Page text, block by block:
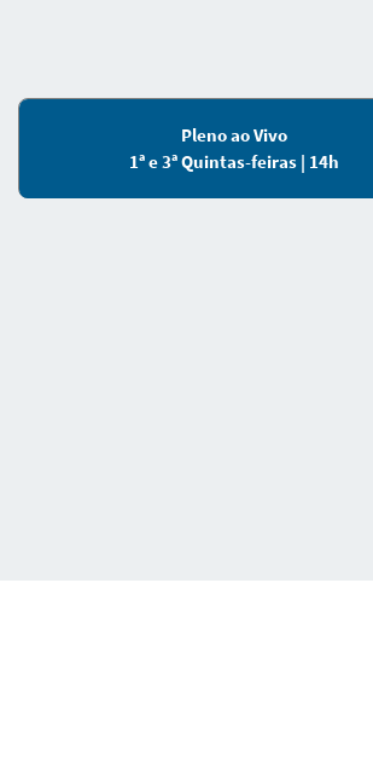
Pleno ao Vivo
1ª e 3ª Quintas-feiras | 14h